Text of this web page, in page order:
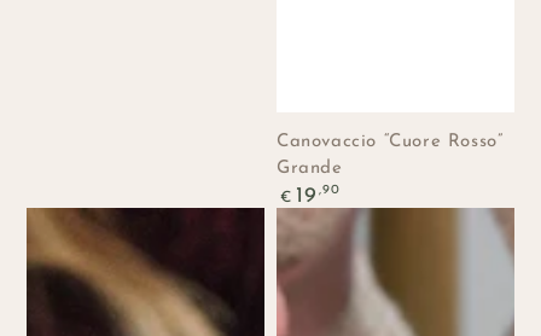
Canovaccio “Cuore Rosso”
Grande
Prezzo
regolare
€ 19 ,90